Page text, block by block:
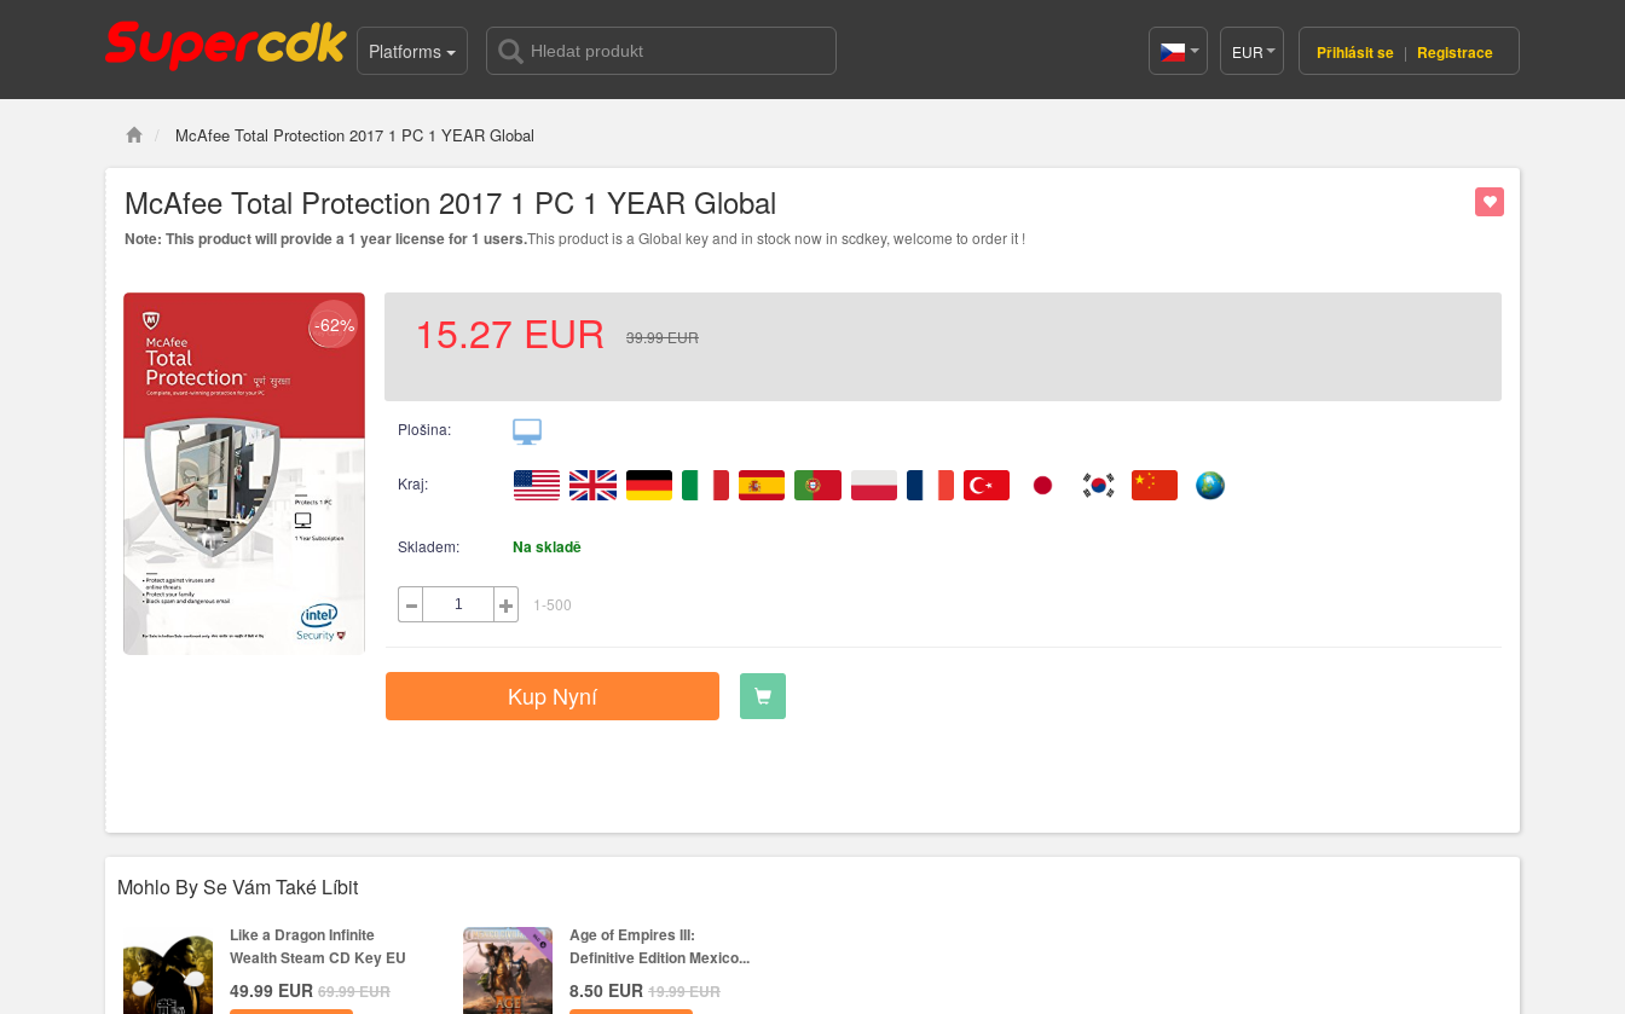
Platforms
Czech(česká
republika)
EUR Přihlásit se | Registrace
McAfee Total Protection 2017 1 PC 1 YEAR Global
McAfee Total Protection 2017 1 PC 1 YEAR Global
Note: This product will provide a 1 year license for 1 users.This product is a Global key and in stock now in scdkey, welcome to order it !
-62% 15.27 EUR 39.99EUR
Plošina:
Kraj:
Skladem: Na skladě
1-500
Kup Nyní
Mohlo By Se Vám Také Líbit
Like a Dragon Infinite
Wealth Steam CD Key EU
49.99 EUR 69.99EUR
Age of Empires III:
Definitive Edition Mexico...
8.50 EUR 19.99EUR